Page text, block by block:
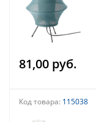
81,00 руб.
Код товара: 115038